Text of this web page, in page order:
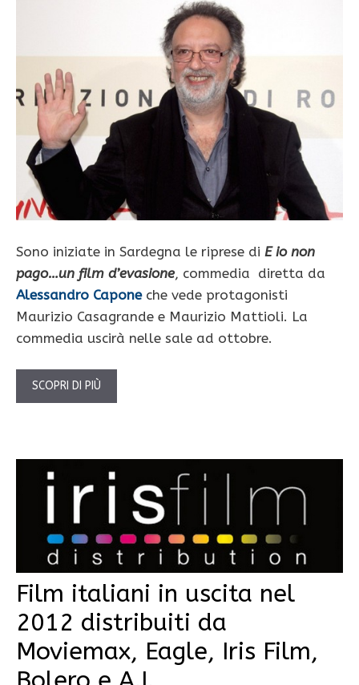
Sono iniziate in Sardegna le riprese di E io non
pago…un film d’evasione, commedia diretta da
Alessandro Caponeche vede protagonisti
Maurizio Casagrande e Maurizio Mattioli. La
commedia uscirà nelle sale ad ottobre.
SCOPRI DI PIÙ
Film italiani in uscita nel
2012 distribuiti da
Moviemax, Eagle, Iris Film,